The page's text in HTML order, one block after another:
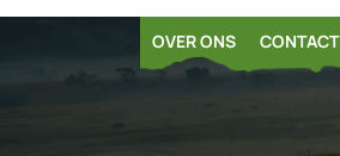
OVER ONS CONTACT